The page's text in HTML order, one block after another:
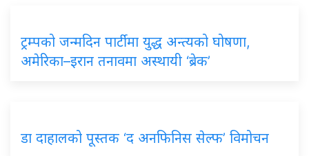
ट्रम्पको जन्मदिन पार्टीमा युद्ध अन्त्यको घोषणा,
अमेरिका–इरान तनावमा अस्थायी ‘ब्रेक’
डा दाहालको पूस्तक ‘द अनफिनिस सेल्फ’ विमोचन